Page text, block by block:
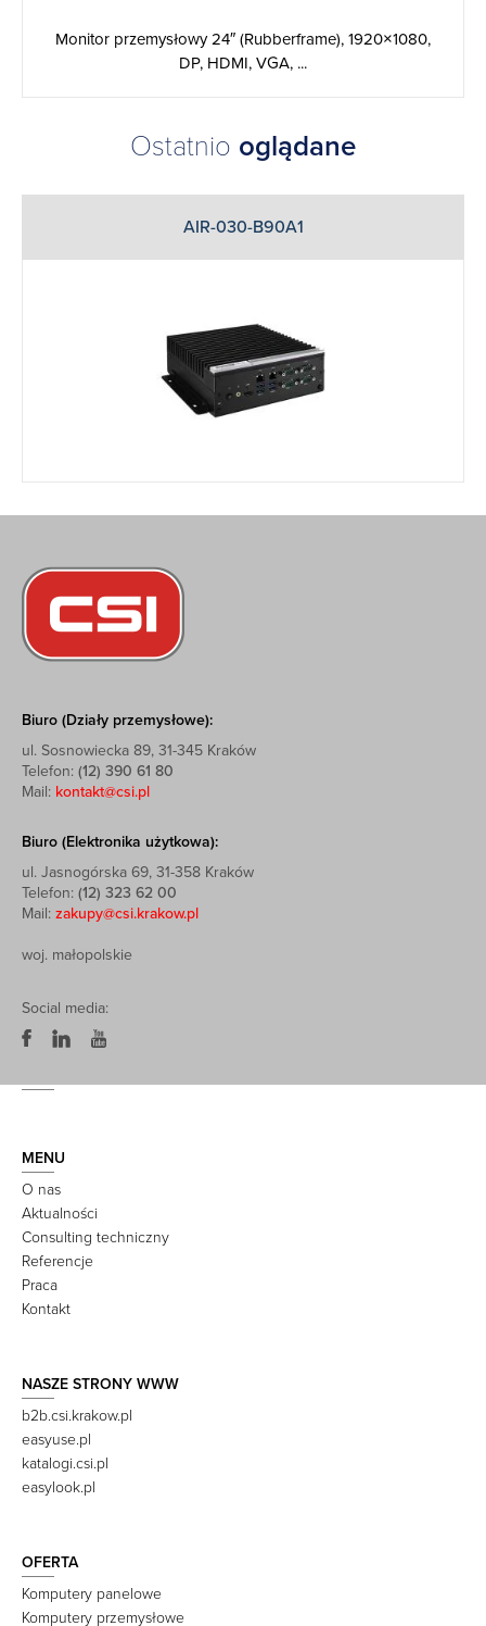
Monitor przemysłowy 24″ (Rubberframe), 1920×1080,
DP, HDMI, VGA, ...
Ostatnio oglądane
AIR-030-B90A1
Biuro (Działy przemysłowe):
ul. Sosnowiecka 89, 31-345 Kraków
Telefon: (12) 390 61 80
Mail: kontakt@csi.pl
Biuro (Elektronika użytkowa):
ul. Jasnogórska 69, 31-358 Kraków
Telefon: (12) 323 62 00
Mail: zakupy@csi.krakow.pl
woj. małopolskie
Social media:
MENU
O nas
Aktualności
Consulting techniczny
Referencje
Praca
Kontakt
NASZE STRONY WWW
b2b.csi.krakow.pl
easyuse.pl
katalogi.csi.pl
easylook.pl
OFERTA
Komputery panelowe
Komputery przemysłowe